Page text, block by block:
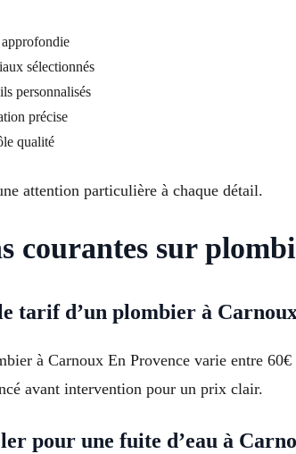
sélectionnés
personnalisés
précise
qualité
attention particulière à chaque détail.
courantes sur
tarif d’un plombier à
à Carnoux En Provence varie entre
avant intervention pour un prix clair.
pour une fuite d’eau à